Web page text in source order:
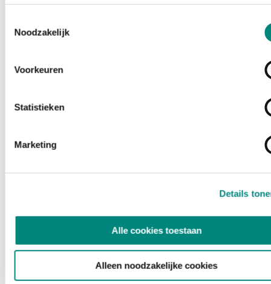
Noodzakelijk
Voorkeuren
Statistieken
Marketing
Details
Alle cookies toestaan
Alleen noodzakelijke cookies